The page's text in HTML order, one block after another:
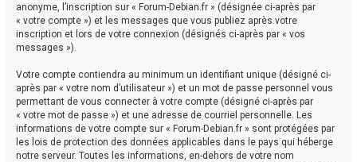
anonyme, l’inscription sur « Forum-Debian.fr » (désignée ci-après par
« votre compte ») et les messages que vous publiez après votre
inscription et lors de votre connexion (désignés ci-après par « vos
messages »).
Votre compte contiendra au minimum un identifiant unique (désigné ci-
après par « votre nom d’utilisateur ») et un mot de passe personnel vous
permettant de vous connecter à votre compte (désigné ci-après par
« votre mot de passe ») et une adresse de courriel personnelle. Les
informations de votre compte sur « Forum-Debian.fr » sont protégées par
les lois de protection des données applicables dans le pays qui héberge
notre serveur. Toutes les informations, en-dehors de votre nom